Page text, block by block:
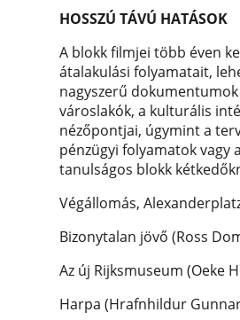
HOSSZÚ TÁVÚ HATÁSOK
A blokk filmjei több éven
átalakulási folyamatait,
nagyszerű
városlakók, a kulturális
nézőpontjai, úgymint a
pénzügyi folyamatok vagy
tanulságos blokk
Végállomás,
Bizonytalan jövő (Ross
Az új Rijksmuseum (Oeke
Harpa (Hrafnhildur